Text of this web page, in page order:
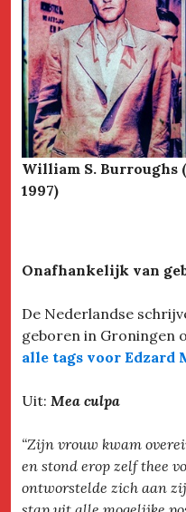
William S. Burroughs
1997)
Onafhankelijk van
De Nederlandse
geboren in Groningen
alle tags voor Edzard
Uit: Mea culpa
“Zijn vrouw kwam
en stond erop zelf thee
ontworstelde zich aan